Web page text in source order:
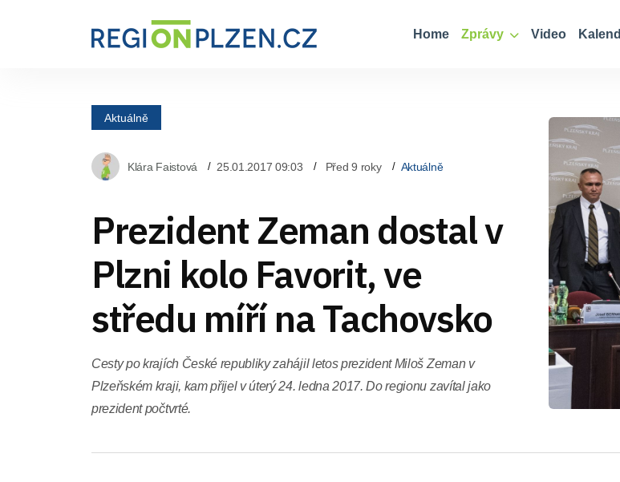
Home Zprávy Video
Aktuálně
Klára Faistová 25.01.2017 09:03 Před 9 roky Aktuálně
Prezident Zeman dostal v
Plzni kolo Favorit, ve
středu míří na Tachovsko
Cesty po krajích České republiky zahájil letos prezident Miloš Zeman v
Plzeňském kraji, kam přijel v úterý 24. ledna 2017. Do regionu zavítal jako
prezident počtvrté.